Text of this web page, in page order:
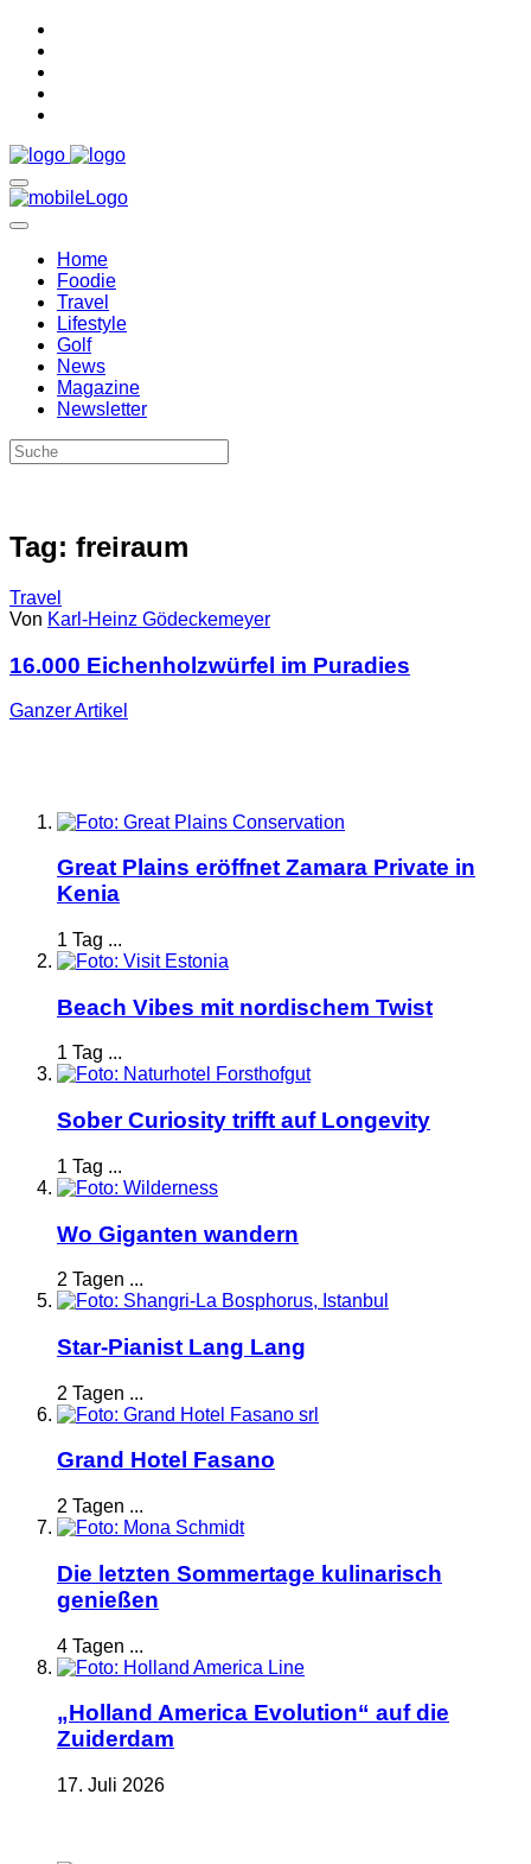
Home
Foodie
Travel
Lifestyle
Golf
News
Magazine
Newsletter
Tag: freiraum
Travel
Von Karl-Heinz Gödeckemeyer
16.000 Eichenholzwürfel im Puradies
GanzerArtikel
Great Plains eröffnet Zamara Private in
Kenia
1 Tag ...
Beach Vibes mit nordischem Twist
1 Tag ...
Sober Curiosity trifft auf Longevity
1 Tag ...
Wo Giganten wandern
2 Tagen ...
Star-Pianist Lang Lang
2 Tagen ...
Grand Hotel Fasano
2 Tagen ...
Die letzten Sommertage kulinarisch
genießen
4 Tagen ...
„Holland America Evolution“ auf die
Zuiderdam
17. Juli 2026